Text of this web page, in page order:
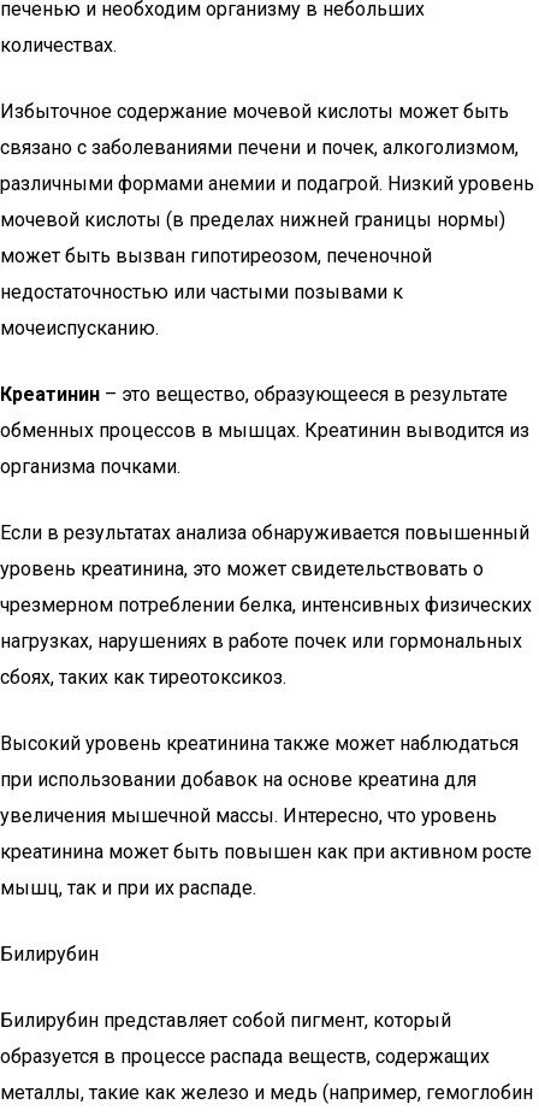
печенью и необходим организму в небольших
количествах.
Избыточное содержание мочевой кислоты может быть
связано с заболеваниями печени и почек, алкоголизмом,
различными формами анемии и подагрой. Низкий уровень
мочевой кислоты (в пределах нижней границы нормы)
может быть вызван гипотиреозом, печеночной
недостаточностью или частыми позывами к
мочеиспусканию.
Креатинин – это вещество, образующееся в результате
обменных процессов в мышцах. Креатинин выводится из
организма почками.
Если в результатах анализа обнаруживается повышенный
уровень креатинина, это может свидетельствовать о
чрезмерном потреблении белка, интенсивных физических
нагрузках, нарушениях в работе почек или гормональных
сбоях, таких как тиреотоксикоз.
Высокий уровень креатинина также может наблюдаться
при использовании добавок на основе креатина для
увеличения мышечной массы. Интересно, что уровень
креатинина может быть повышен как при активном росте
мышц, так и при их распаде.
Билирубин
Билирубин представляет собой пигмент, который
образуется в процессе распада веществ, содержащих
металлы, такие как железо и медь (например, гемоглобин